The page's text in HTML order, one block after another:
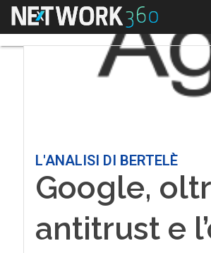
Menu
L'ANALISI DI BERTELÈ
Google,
antitrust e